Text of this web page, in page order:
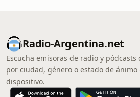
Radio-Argentina.net
Escucha emisoras de radio y
por ciudad, género o estado de
dispositivo.